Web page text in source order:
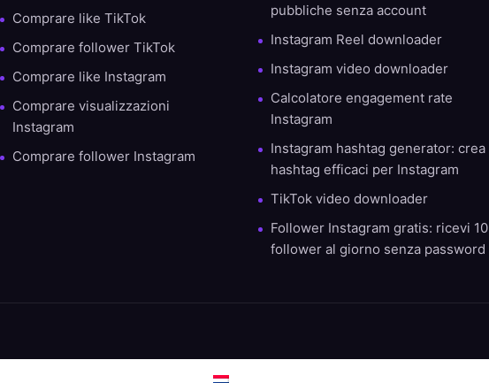
Comprare like TikTok
Comprare follower TikTok
Comprare like Instagram
Comprare visualizzazioni
Instagram
Comprare follower Instagram
pubbliche senza account
Instagram Reel downloader
Instagram video downloader
Calcolatore engagement rate
Instagram
Instagram hashtag generator: crea
hashtag efficaci per Instagram
TikTok video downloader
Follower Instagram gratis: ricevi 10
follower al giorno senza password